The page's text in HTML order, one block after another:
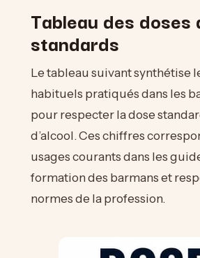
Tableau des doses
standards
Le tableau suivant synthétise
habituels pratiqués dans les
pour respecter la dose
d’alcool. Ces chiffres
usages courants dans les
formation des barmans et
normes de la profession.